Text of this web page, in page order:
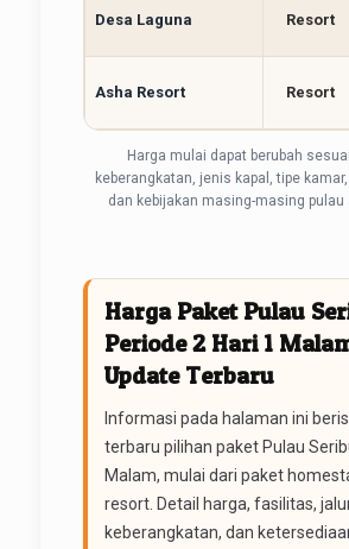
Desa Laguna Resort
Asha Resort Resort
Harga mulai dapat berubah
keberangkatan, jenis kapal, tipe
dan kebijakan masing-masing pulau
Harga Paket Pulau
Periode 2 Hari 1
Update Terbaru
Informasi pada halaman ini
terbaru pilihan paket Pulau
Malam, mulai dari paket
resort. Detail harga, fasilitas,
keberangkatan, dan